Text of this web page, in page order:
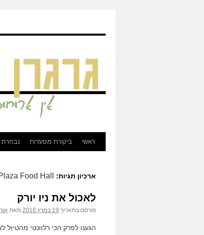
לדלג
ראשי ביקורת מסעדות נבחרת
ארכיון תגיות: Food Hall
לאכול את ניו יורק
פורסם בתאריך 19 במרץ 2016 מאת
הגענו לפרק הכי רלוונטי מהטיול